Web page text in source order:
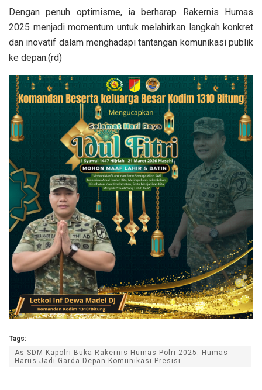
Dengan penuh optimisme, ia berharap Rakernis Humas
2025 menjadi momentum untuk melahirkan langkah konkret
dan inovatif dalam menghadapi tantangan komunikasi publik
ke depan.(rd)
Tags:
As SDM Kapolri Buka Rakernis Humas Polri 2025: Humas
Harus Jadi Garda Depan Komunikasi Presisi